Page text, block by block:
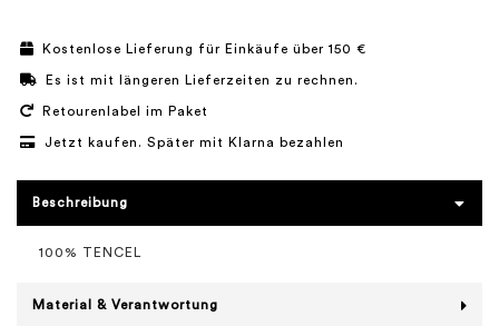
Kostenlose Lieferung für Einkäufe über 150 €
Es ist mit längeren Lieferzeiten zu rechnen.
Retourenlabel im Paket
Jetzt kaufen. Später mit Klarna bezahlen
Beschreibung
100% TENCEL
Material & Verantwortung